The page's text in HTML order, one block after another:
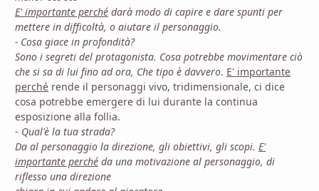
E' importante perché darà modo di capire e dare spunti per
mettere in difficoltà, o aiutare il personaggio.
- Cosa giace in profondità?
Sono i segreti del protagonista. Cosa potrebbe movimentare ciò
che si sa di lui fino ad ora, Che tipo è davvero. E' importante
perché rende il personaggi vivo, tridimensionale, ci dice
cosa potrebbe emergere di lui durante la continua
esposizione alla follia.
- Qual'è la tua strada?
Da al personaggio la direzione, gli obiettivi, gli scopi. E'
importante perché da una motivazione al personaggio, di
riflesso una direzione